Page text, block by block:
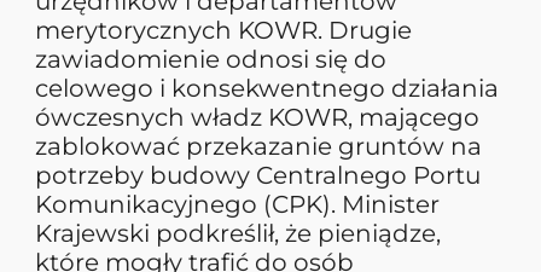
merytorycznych KOWR. Drugie
zawiadomienie odnosi się do
celowego i konsekwentnego działania
ówczesnych władz KOWR, mającego
zablokować przekazanie gruntów na
potrzeby budowy Centralnego Portu
Komunikacyjnego (CPK). Minister
Krajewski podkreślił, że pieniądze,
które mogły trafić do osób